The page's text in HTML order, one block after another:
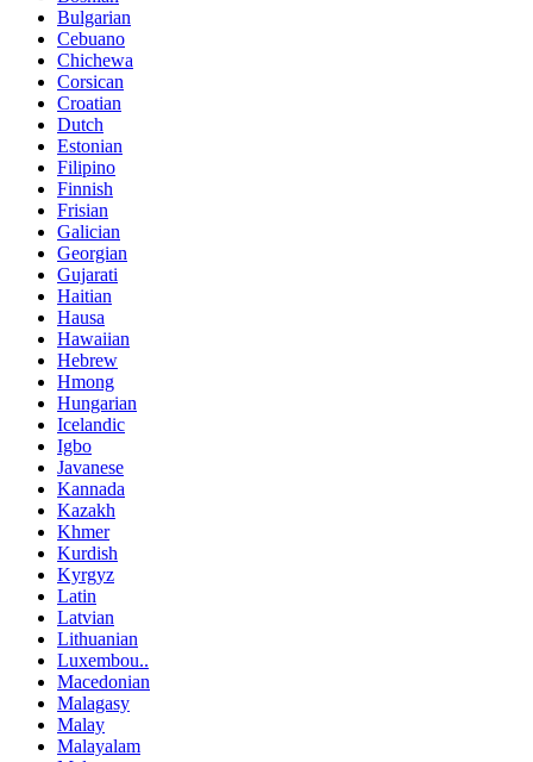
Bulgarian
Cebuano
Chichewa
Corsican
Croatian
Dutch
Estonian
Filipino
Finnish
Frisian
Galician
Georgian
Gujarati
Haitian
Hausa
Hawaiian
Hebrew
Hmong
Hungarian
Icelandic
Igbo
Javanese
Kannada
Kazakh
Khmer
Kurdish
Kyrgyz
Latin
Latvian
Lithuanian
Luxembou..
Macedonian
Malagasy
Malay
Malayalam